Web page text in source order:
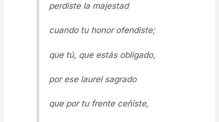
perdiste la majestad
cuando tu honor ofendiste;
que tú, que estás obligado,
por ese laurel sagrado
que por tu frente ceñiste,